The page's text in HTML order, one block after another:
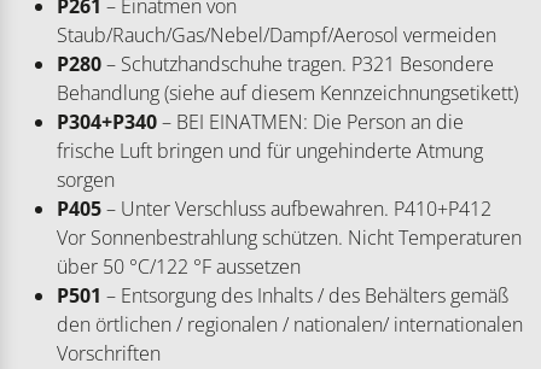
P261 – Einatmen von
Staub/Rauch/Gas/Nebel/Dampf/Aerosol vermeiden
P280– Schutzhandschuhe tragen. P321 Besondere
Behandlung (siehe auf diesem Kennzeichnungsetikett)
P304+P340– BEI EINATMEN: Die Person an die
frische Luft bringen und für ungehinderte Atmung
sorgen
P405– Unter Verschluss aufbewahren. P410+P412
Vor Sonnenbestrahlung schützen. Nicht Temperaturen
über 50 °C/122 °F aussetzen
P501 – Entsorgung des Inhalts / des Behälters gemäß
den örtlichen / regionalen / nationalen/ internationalen
Vorschriften